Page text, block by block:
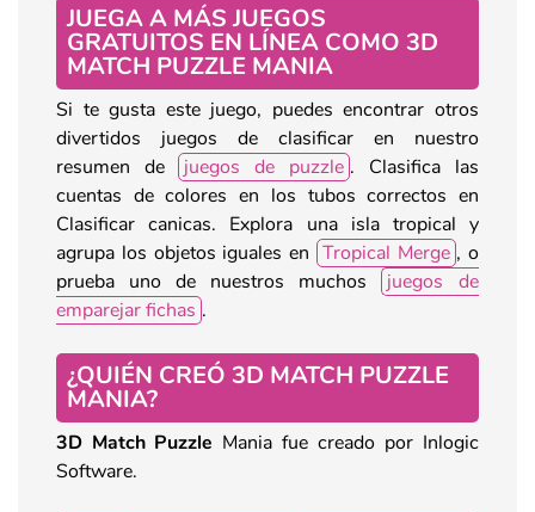
JUEGA A MÁS JUEGOS
GRATUITOS EN LÍNEA COMO 3D
MATCH PUZZLE MANIA
Si te gusta este juego, puedes encontrar otros
divertidos juegos de clasificar en nuestro
resumen de
juegos de puzzle . Clasifica las
cuentas de colores en los tubos correctos en
Clasificar canicas. Explora una isla tropical y
agrupa los objetos iguales en Tropical Merge , o
prueba uno de nuestros muchos
juegos de
emparejar fichas .
¿QUIÉN CREÓ 3D MATCH PUZZLE
MANIA?
3D Match Puzzle Mania fue creado por Inlogic
Software.